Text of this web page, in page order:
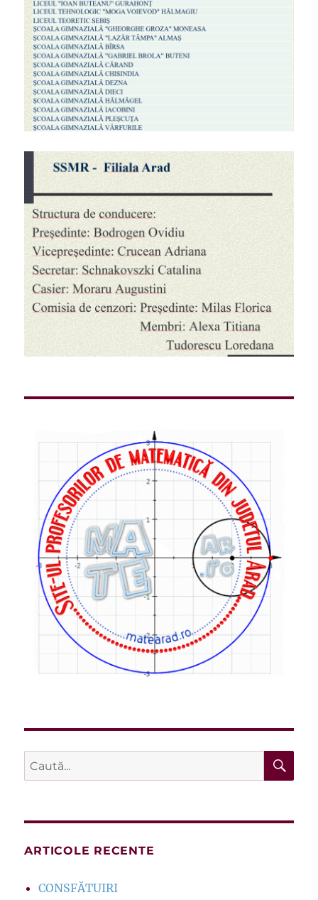
Caută
după:
ARTICOLE RECENTE
CONSFĂTUIRI